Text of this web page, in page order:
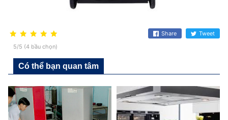
5/5 (4 bầu chọn)
Share Tweet
Có thể bạn quan tâm